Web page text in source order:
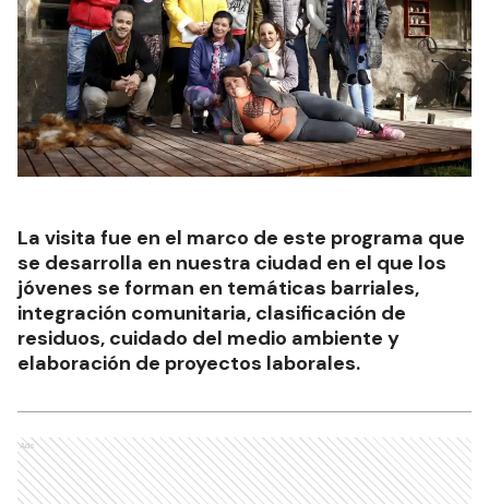
La visita fue en el marco de este programa que
se desarrolla en nuestra ciudad en el que los
jóvenes se forman en temáticas barriales,
integración comunitaria, clasificación de
residuos, cuidado del medio ambiente y
elaboración de proyectos laborales.
Ads